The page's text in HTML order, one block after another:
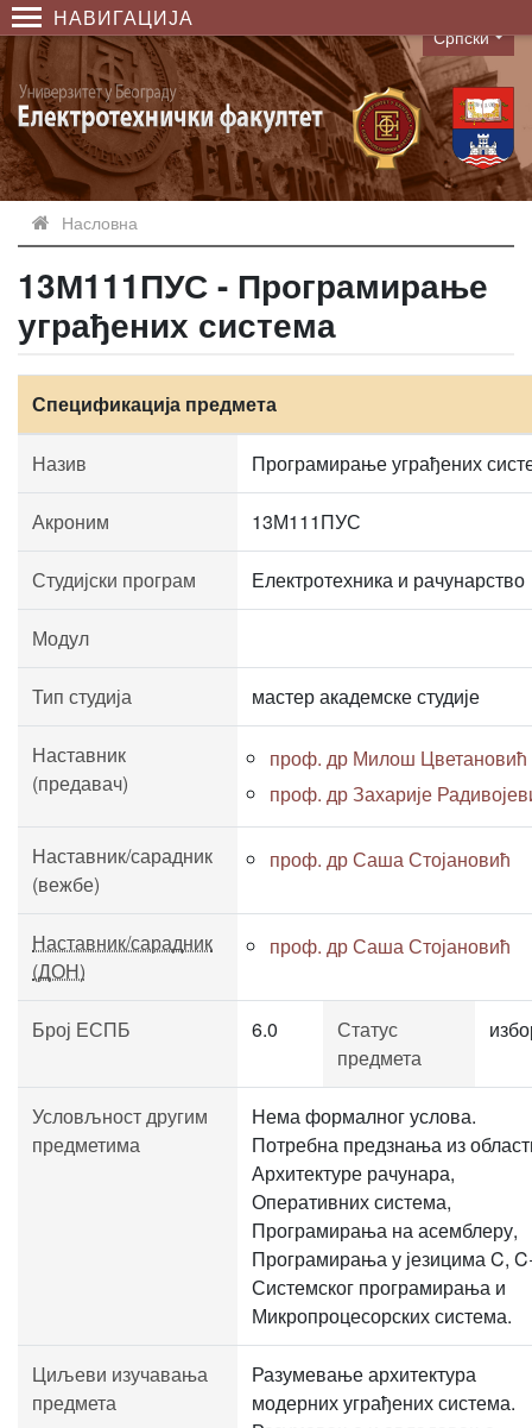
НАВИГАЦИЈА
Language
Српски
Насловна
13М111ПУС - Програмирање
уграђених система
Спецификација предмета
Назив Програмирање уграђених
Акроним 13М111ПУС
Студијски програм Електротехника и рачунарство
Модул
Тип студија мастер академске студије
Наставник
(предавач)
проф. др Милош Цветановић
проф. др Захарије
Наставник/сарадник
(вежбе)
проф. др Саша Стојановић
Наставник/сарадник
(ДОН)
проф. др Саша Стојановић
Број ЕСПБ 6.0
Статус
предмета
Условљност другим
предметима
Нема формалног услова.
Потребна предзнања из
Архитектуре рачунара,
Оперативних система,
Програмирања на асемблеру,
Програмирања у језицима C,
Системског програмирања и
Микропроцесорских система.
Циљеви изучавања
предмета
Разумевање архитектура
модерних уграђених система.